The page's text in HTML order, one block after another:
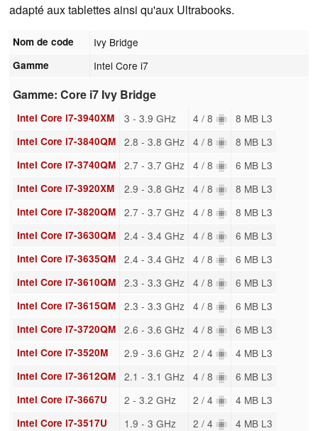
adapté aux tablettes ainsi qu'aux Ultrabooks.
Nom de code Ivy Bridge
Gamme Intel Core i7
Gamme: Core i7 Ivy Bridge
Intel Core i7-3940XM 3 - 3.9 GHz 4 / 8 8 MB L3
Intel Core i7-3840QM 2.8 - 3.8 GHz 4 / 8 8 MB L3
Intel Core i7-3740QM 2.7 - 3.7 GHz 4 / 8 6 MB L3
Intel Core i7-3920XM 2.9 - 3.8 GHz 4 / 8 8 MB L3
Intel Core i7-3820QM 2.7 - 3.7 GHz 4 / 8 8 MB L3
Intel Core i7-3630QM 2.4 - 3.4 GHz 4 / 8 6 MB L3
Intel Core i7-3635QM 2.4 - 3.4 GHz 4 / 8 6 MB L3
Intel Core i7-3610QM 2.3 - 3.3 GHz 4 / 8 6 MB L3
Intel Core i7-3615QM 2.3 - 3.3 GHz 4 / 8 6 MB L3
Intel Core i7-3720QM 2.6 - 3.6 GHz 4 / 8 6 MB L3
Intel Core i7-3520M 2.9 - 3.6 GHz 2 / 4 4 MB L3
Intel Core i7-3612QM 2.1 - 3.1 GHz 4 / 8 6 MB L3
Intel Core i7-3667U 2 - 3.2 GHz 2 / 4 4 MB L3
Intel Core i7-3517U 1.9 - 3 GHz 2 / 4 4 MB L3